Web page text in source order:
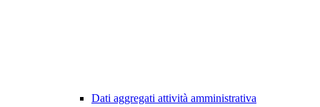
Dati aggregati attività amministrativa